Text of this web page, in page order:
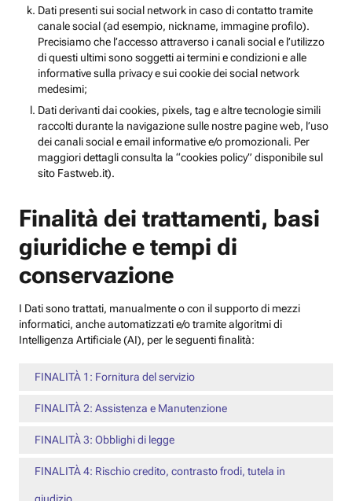
Dati presenti sui social network in caso di contatto tramite
canale social (ad esempio, nickname, immagine profilo).
Precisiamo che l’accesso attraverso i canali social e l’utilizzo
di questi ultimi sono soggetti ai termini e condizioni e alle
informative sulla privacy e sui cookie dei social network
medesimi;
Dati derivanti dai cookies, pixels, tag e altre tecnologie simili
raccolti durante la navigazione sulle nostre pagine web, l’uso
dei canali social e email informative e/o promozionali. Per
maggiori dettagli consulta la “cookies policy” disponibile sul
sito Fastweb.it).
Finalità dei trattamenti, basi
giuridiche e tempi di
conservazione
I Dati sono trattati, manualmente o con il supporto di mezzi
informatici, anche automatizzati e/o tramite algoritmi di
Intelligenza Artificiale (AI), per le seguenti finalità:
FINALITÀ 1: Fornitura del servizio
FINALITÀ 2: Assistenza e Manutenzione
FINALITÀ 3: Obblighi di legge
FINALITÀ 4: Rischio credito, contrasto frodi, tutela in